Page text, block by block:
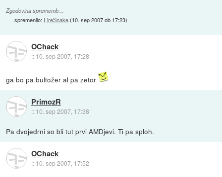
Zgodovina sprememb…
spremenilo: FireSnake(10. sep 2007 ob 17:23)
OChack
:: 10. sep 2007, 17:28
ga bo pa bultožer al pa zetor
PrimozR
:: 10. sep 2007, 17:38
Pa dvojedrni so bli tut prvi AMDjevi. Ti pa sploh.
OChack
:: 10. sep 2007, 17:52